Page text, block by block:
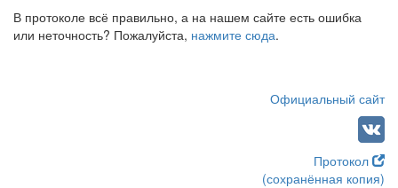
В протоколе всё правильно, а на нашем сайте есть ошибка
или неточность? Пожалуйста, нажмите сюда.
Официальный сайт
Протокол
(сохранённая копия)